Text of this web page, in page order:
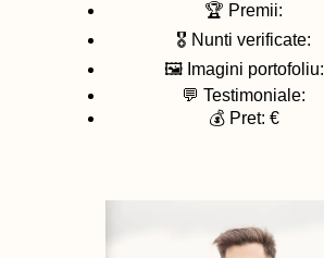
🏆 Premii:
🎖️ Nunti verificate:
🖼️ Imagini portofoliu:
💬 Testimoniale:
💰 Pret: €